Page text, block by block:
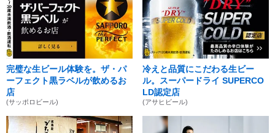
完璧な生ビール体験を。ザ・パ
ーフェクト黒ラベルが飲めるお
店
(サッポロビール)
冷えと品質にこだわる生ビー
ル。スーパードライ SUPERCO
LD認定店
(アサヒビール)